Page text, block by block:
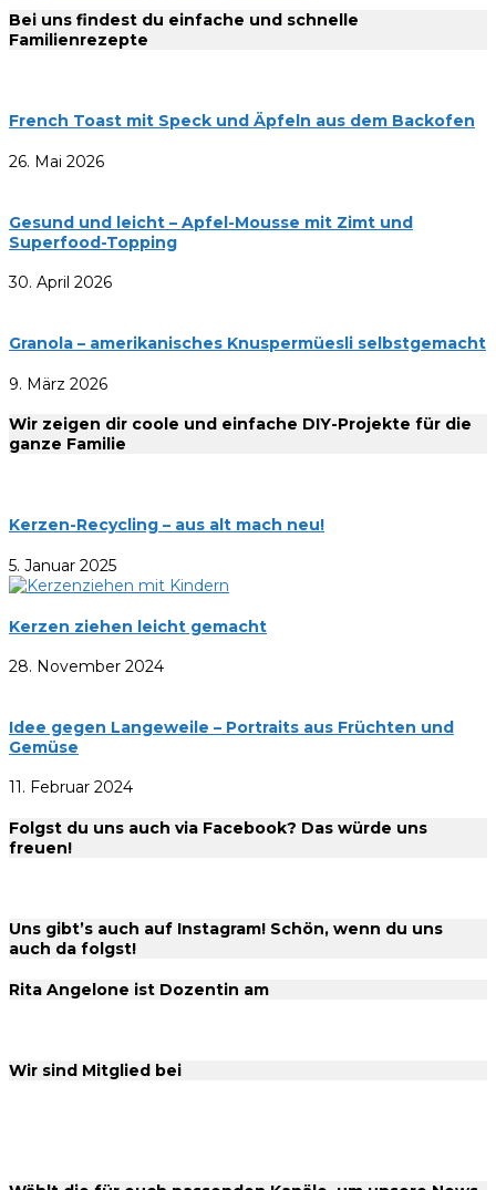
Bei uns findest du einfache und schnelle
Familienrezepte
French Toast mit Speck und Äpfeln aus dem Backofen
26. Mai 2026
Gesund und leicht – Apfel-Mousse mit Zimt und
Superfood-Topping
30. April 2026
Granola – amerikanisches Knuspermüesli selbstgemacht
9. März 2026
Wir zeigen dir coole und einfache DIY-Projekte für die
ganze Familie
Kerzen-Recycling – aus alt mach neu!
5. Januar 2025
Kerzen ziehen leicht gemacht
28. November 2024
Idee gegen Langeweile – Portraits aus Früchten und
Gemüse
11. Februar 2024
Folgst du uns auch via Facebook? Das würde uns
freuen!
Uns gibt’s auch auf Instagram! Schön, wenn du uns
auch da folgst!
Rita Angelone ist Dozentin am
Wir sind Mitglied bei